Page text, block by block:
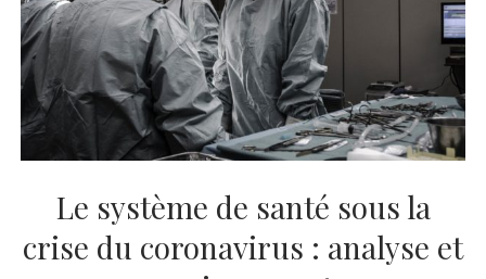
CINÉMA
LITTÉRATURE
ÉCONOMIE
SPORT
MÉDIAS
SANTÉ
instagram
emailemail-
form
Le système de santé sous la
crise du coronavirus : analyse et